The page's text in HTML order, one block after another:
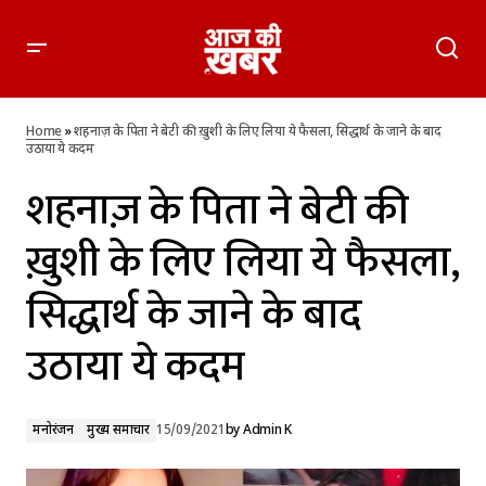
के बाद उठाया ये कदम
Home»शहनाज़ के पिता ने बेटी की ख़ुशी के लिए लिया ये फैसला, सिद्धार्थ के जाने के बाद
उठाया ये कदम
शहनाज़ के पिता ने बेटी की
ख़ुशी के लिए लिया ये फैसला,
सिद्धार्थ के जाने के बाद
उठाया ये कदम
मनोरंजन मुख्य समाचार 15/09/2021byAdmin K